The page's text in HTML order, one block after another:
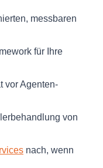
messbaren
für Ihre
vor Agenten-
von
nach, wenn